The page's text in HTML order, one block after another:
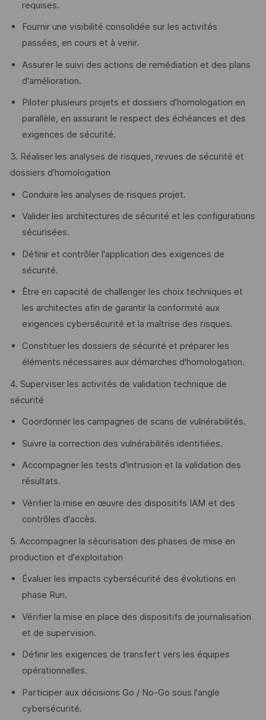
requises.
Fournir une visibilité consolidée sur les activités
passées, en cours et à venir.
Assurer le suivi des actions de remédiation et des plans
d'amélioration.
Piloter plusieurs projets et dossiers d’homologation en
parallèle, en assurant le respect des échéances et des
exigences de sécurité.
3. Réaliser les analyses de risques, revues de sécurité et
dossiers d’homologation
Conduire les analyses de risques projet.
Valider les architectures de sécurité et les configurations
sécurisées.
Définir et contrôler l'application des exigences de
sécurité.
Être en capacité de challenger les choix techniques et
les architectes afin de garantir la conformité aux
exigences cybersécurité et la maîtrise des risques.
Constituer les dossiers de sécurité et préparer les
éléments nécessaires aux démarches d'homologation.
4. Superviser les activités de validation technique de
sécurité
Coordonner les campagnes de scans de vulnérabilités.
Suivre la correction des vulnérabilités identifiées.
Accompagner les tests d'intrusion et la validation des
résultats.
Vérifier la mise en œuvre des dispositifs IAM et des
contrôles d'accès.
5. Accompagner la sécurisation des phases de mise en
production et d'exploitation
Évaluer les impacts cybersécurité des évolutions en
phase Run.
Vérifier la mise en place des dispositifs de journalisation
et de supervision.
Définir les exigences de transfert vers les équipes
opérationnelles.
Participer aux décisions Go / No-Go sous l'angle
cybersécurité.